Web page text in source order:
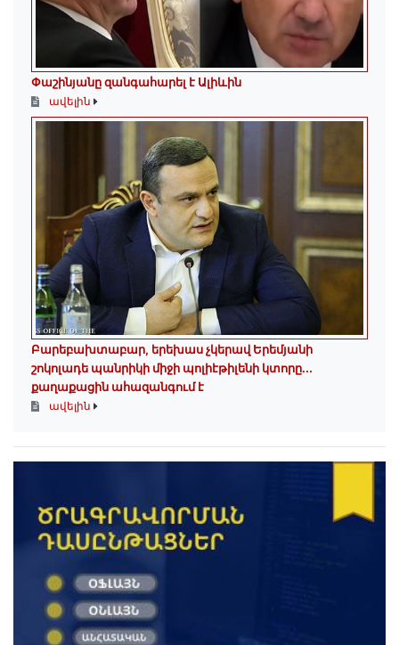
Փաշինյանը զանգահարել է Ալիևին
ավելին
Բարեբախտաբար, երեխաս չկերավ Երեմյանի
շոկոլադե պանրիկի միջի պոլիէթիլենի կտորը․․․
քաղաքացին ահազանգում է
ավելին